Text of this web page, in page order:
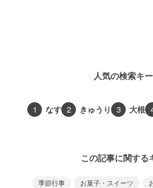
人気の検索キ
1 なす 2 きゅうり 3 大根
この記事に関する
季節行事 お菓子・スイーツ